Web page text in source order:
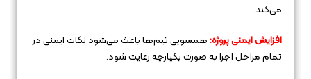
می‌کند.
افزایش ایمنی پروژه:همسویی تیم‌ها باعث می‌شود نکات ایمنی در
تمام مراحل اجرا به صورت یکپارچه رعایت شود.